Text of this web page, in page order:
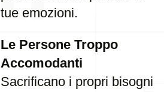
tue emozioni.
Le Persone Troppo
Accomodanti
Sacrificano i propri bisogni